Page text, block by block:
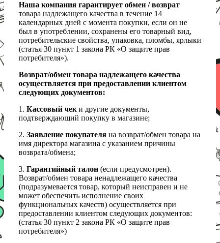
Наша компания гарантирует обмен / возврат
товара надлежащего качества в течение 14
календарных дней с момента покупки, если он не
был в употреблении, сохранены его товарный вид,
потребительские свойства, упаковка, пломбы, ярлыки
(статья 30 пункт 1 закона РК «О защите прав
потребителя»).
Возврат/обмен товара надлежащего качества
осуществляется при предоставлении клиентом
следующих документов:
1. Кассовый чек и другие документы,
подтверждающий покупку в магазине;
2. Заявление покупателя на возврат/обмен товара на
имя директора магазина с указанием причины
возврата/обмена;
3. Гарантийный талон (если предусмотрен).
Возврат/обмен товара ненадлежащего качества
(подразумевается товар, который неисправен и не
может обеспечить исполнение своих
функциональных качеств) осуществляется при
предоставлении клиентом следующих документов:
(статья 30 пункт 2 закона РК «О защите прав
потребителя»)